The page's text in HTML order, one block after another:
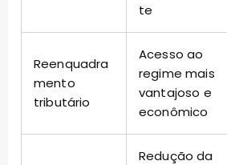
te
Reenquadra
mento
tributário
Acesso ao
regime mais
vantajoso e
econômico
Redução da